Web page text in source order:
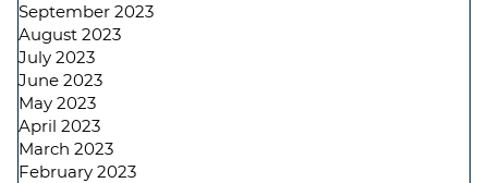
September 2023
August 2023
July 2023
June 2023
May 2023
April 2023
March 2023
February 2023